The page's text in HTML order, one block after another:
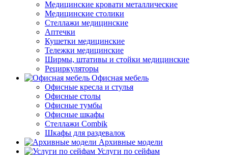
Медицинские кровати металлические
Медицинские столики
Стеллажи медицинские
Аптечки
Кушетки медицинские
Тележки медицинские
Ширмы, штативы и стойки медицинские
Рециркуляторы
Офисная мебель
Офисные кресла и стулья
Офисные столы
Офисные тумбы
Офисные шкафы
Стеллажи Combik
Шкафы для раздевалок
Архивные модели
Услуги по сейфам